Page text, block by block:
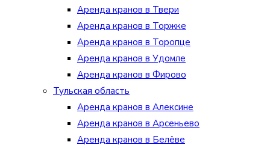
Аренда кранов в Твери
Аренда кранов в Торжке
Аренда кранов в Торопце
Аренда кранов в Удомле
Аренда кранов в Фирово
Тульская область
Аренда кранов в Алексине
Аренда кранов в Арсеньево
Аренда кранов в Белёве